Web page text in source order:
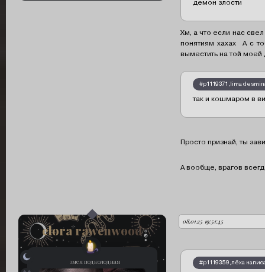
демон злости
Хм, а что если нас
понятиям хахах А с
выместить на той моей
#p1119371,lima
так и кошмаром в
Просто признай, ты
А вообще, врагов
08.01.25 19:51:45
змея подколодная
автор:
elora rawenwood
#p1119359,лёха